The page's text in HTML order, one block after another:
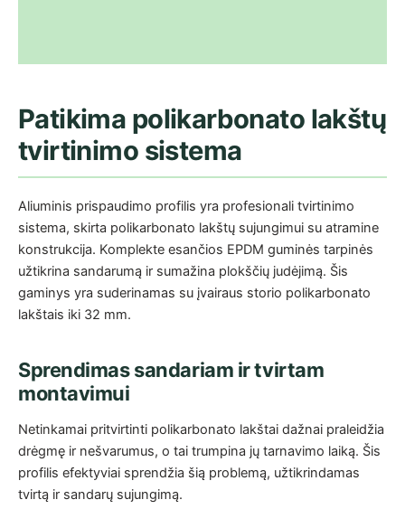
Patikima polikarbonato lakštų
tvirtinimo sistema
Aliuminis prispaudimo profilis yra profesionali tvirtinimo
sistema, skirta polikarbonato lakštų sujungimui su atramine
konstrukcija. Komplekte esančios EPDM guminės tarpinės
užtikrina sandarumą ir sumažina plokščių judėjimą. Šis
gaminys yra suderinamas su įvairaus storio polikarbonato
lakštais iki 32 mm.
Sprendimas sandariam ir tvirtam
montavimui
Netinkamai pritvirtinti polikarbonato lakštai dažnai praleidžia
drėgmę ir nešvarumus, o tai trumpina jų tarnavimo laiką. Šis
profilis efektyviai sprendžia šią problemą, užtikrindamas
tvirtą ir sandarų sujungimą.